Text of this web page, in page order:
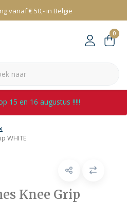
vanaf € 50,- in België
0
15 en 16 augustus !!!!!
WHITE
Knee Grip